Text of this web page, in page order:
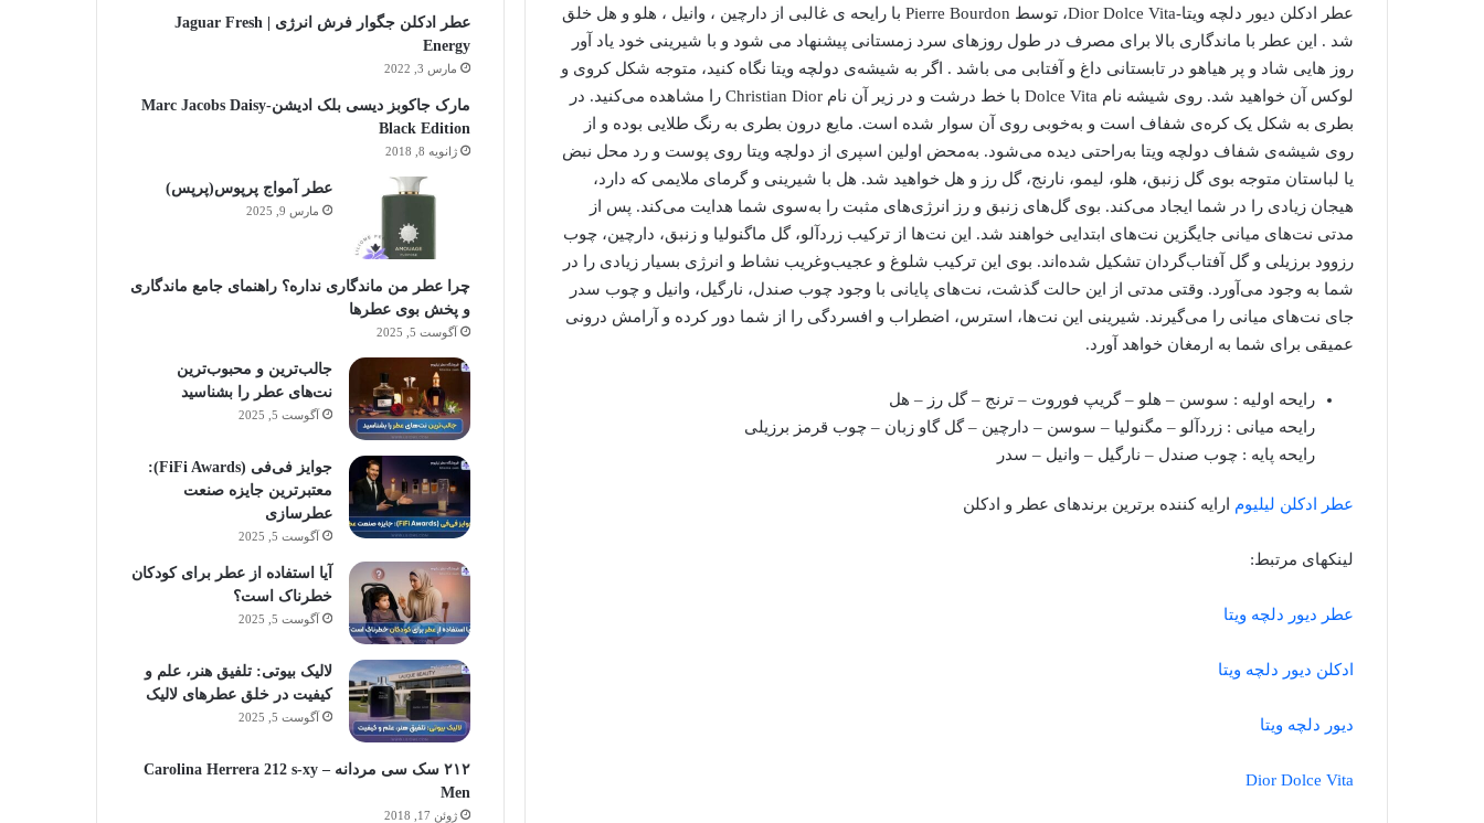
عطر ادکلن دیور دلچه ویتا-Dior Dolce Vita، توسط Pierre Bourdon با رایحه ی غالبی از دارچین ، وانیل ، هلو و هل خلق
شد . این عطر با ماندگاری بالا برای مصرف در طول روزهای سرد زمستانی پیشنهاد می شود و با شیرینی خود یاد آور
روز هایی شاد و پر هیاهو در تابستانی داغ و آفتابی می باشد . اگر به شیشه‌ی دولچه ویتا نگاه کنید، متوجه شکل کروی و
لوکس آن خواهید شد. روی شیشه نام Dolce Vita با خط درشت و در زیر آن نام Christian Dior را مشاهده می‌کنید. در
بطری به شکل یک کره‌ی شفاف است و به‌خوبی روی آن سوار شده است. مایع درون بطری به رنگ طلایی بوده و از
روی شیشه‌ی شفاف دولچه ویتا به‌راحتی دیده می‌شود. به‌محض اولین اسپری از دولچه ویتا روی پوست و رد محل نبض
یا لباستان متوجه بوی گل زنبق، هلو، لیمو، نارنج، گل رز و هل خواهید شد. هل با شیرینی و گرمای ملایمی که دارد،
هیجان زیادی را در شما ایجاد می‌کند. بوی گل‌های زنبق و رز انرژی‌های مثبت را به‌سوی شما هدایت می‌کند. پس از
مدتی نت‌های میانی جایگزین نت‌های ابتدایی خواهند شد. این نت‌ها از ترکیب زردآلو، گل ماگنولیا و زنبق، دارچین، چوب
رزوود برزیلی و گل آفتاب‌گردان تشکیل شده‌اند. بوی این ترکیب شلوغ و عجیب‌وغریب نشاط و انرژی بسیار زیادی را در
شما به وجود می‌آورد. وقتی مدتی از این حالت گذشت، نت‌های پایانی با وجود چوب صندل، نارگیل، وانیل و چوب سدر
جای نت‌های میانی را می‌گیرند. شیرینی این نت‌ها، استرس، اضطراب و افسردگی را از شما دور کرده و آرامش درونی
عمیقی برای شما به ارمغان خواهد آورد.
رایحه اولیه : سوسن – هلو – گریپ فوروت – ترنج – گل رز – هل
رایحه میانی : زردآلو – مگنولیا – سوسن – دارچین – گل گاو زبان – چوب قرمز برزیلی
رایحه پایه : چوب صندل – نارگیل – وانیل – سدر
عطر ادکلن لیلیوم ارایه کننده برترین برندهای عطر و ادکلن
لینکهای مرتبط:
عطر دیور دلچه ویتا
ادکلن دیور دلچه ویتا
دیور دلچه ویتا
Dior Dolce Vita
عطر ادکلن جگوار فرش انرژی | Jaguar Fresh
Energy
مارس 3, 2022
مارک جاکوبز دیسی بلک ادیشن-Marc Jacobs Daisy
Black Edition
ژانویه 8, 2018
عطر آمواج پرپوس(پرپس)
مارس 9, 2025
چرا عطر من ماندگاری نداره؟ راهنمای جامع ماندگاری
و پخش بوی عطرها
آگوست 5, 2025
جالب‌ترین و محبوب‌ترین
نت‌های عطر را بشناسید
آگوست 5, 2025
جوایز فی‌فی (FiFi Awards):
معتبرترین جایزه صنعت
عطرسازی
آگوست 5, 2025
آیا استفاده از عطر برای کودکان
خطرناک است؟
آگوست 5, 2025
لالیک بیوتی: تلفیق هنر، علم و
کیفیت در خلق عطرهای لالیک
آگوست 5, 2025
۲۱۲ سک سی مردانه – Carolina Herrera 212 s-xy
Men
ژوئن 17, 2018